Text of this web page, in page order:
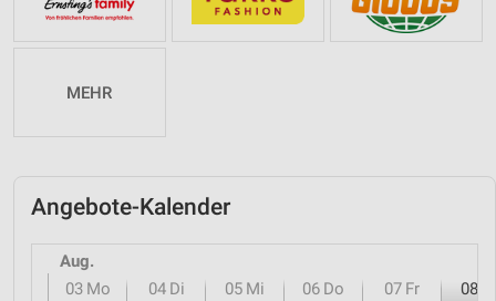
MEHR
Angebote-Kalender
Aug.
03 Mo 04 Di 05 Mi 06 Do 07 Fr 08